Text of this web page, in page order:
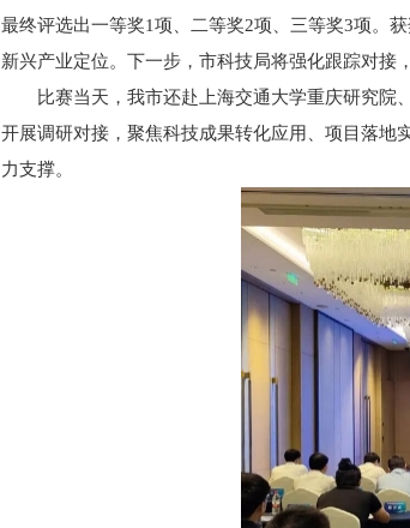
最终评选出一等奖1项、二等奖2项、三等奖3项。
新兴产业定位。下一步，市科技局将强化跟踪对接
比赛当天，我市还赴上海交通大学重庆研究院
开展调研对接，聚焦科技成果转化应用、项目落地
力支撑。